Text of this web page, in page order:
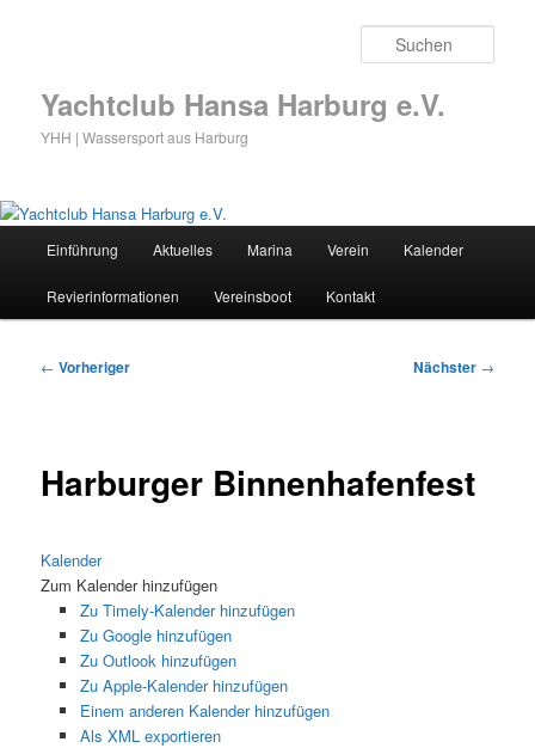
Yachtclub Hansa Harburg e.V.
YHH | Wassersport aus Harburg
Einführung Aktuelles Marina Verein Kalender
Revierinformationen Vereinsboot Kontakt
Beitragsnavigation
← Vorheriger Nächster →
Harburger Binnenhafenfest
Kalender
Zum Kalender hinzufügen
Zu Timely-Kalender hinzufügen
Zu Google hinzufügen
Zu Outlook hinzufügen
Zu Apple-Kalender hinzufügen
Einem anderen Kalender hinzufügen
Als XML exportieren